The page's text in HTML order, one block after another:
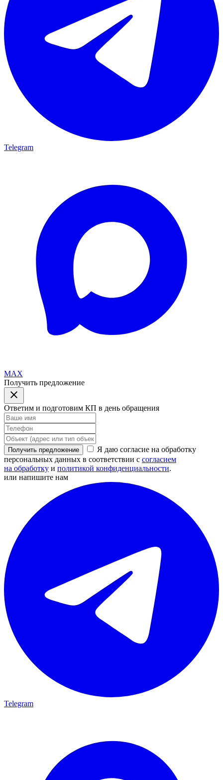
Telegram
MAX
Получить предложение
Ответим и подготовим КП в день обращения
Получить предложение
Я даю согласие на обработку
персональных данных в соответствии с согласием
на обработку и политикой конфиденциальности.
или напишите нам
Telegram